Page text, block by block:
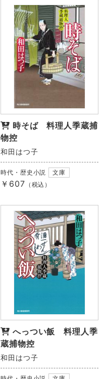
時そば 料理人季蔵捕
物控
和田はつ子
時代・歴史小説 文庫
￥607 （税込）
へっつい飯 料理人季
蔵捕物控
和田はつ子